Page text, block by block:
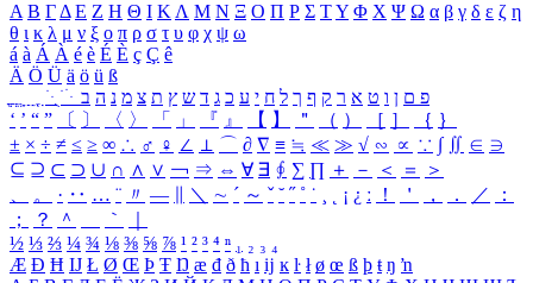
Α Β ΓΔ Ε Ζ Η Θ Ι ΚΛ Μ Ν Ξ Ο Π Ρ Σ ΤΥ Φ Χ Ψ Ω α β γ δ ε ζ η
θ ι κ λ μ ν ξ ο π ρ σ τ υ φ χ ψ ω
á à Á À é è É È ç Ç ê
Ä Ö Ü ä ö ü ß
ִֶֹ ֻּ ׁׂ פ ם ן ו ט א ר ק ף ך ל ח י ע כ ג ד ש ץ ת צ מ נ ה ב
‘ ’ “ ” 〔 〕 〈 〉 「 」 『 』 【 】 ＂ （ ） ［ ］ ｛ ｝
± × ÷ ≠ ≤ ≥ ∞ ∴ ♂ ♀ ∠ ⊥ ⌒ ∂ ∇ ≡ ≒ ≪ ≫ √ ∽ ∝ ∵ ∫ ∬ ∈ ∋
⊆ ⊇ ⊂ ⊃ ∪ ∩ ∧ ∨ ￢ ⇒ ⇔ ∀ ∃ ∮ ∑ ∏ ＋ － ＜ ＝
＞
、
。 · ‥ … ¨ 〃 ― ＼ ∼ ´ ～ ˇ ˘ ˝ ˚ ˙ ¸ ¡ ¿ ː ！ ＇ ， ． ／
：
；
？ ＾ ｀
½ ⅓ ⅔ ¼ ¾ ⅛ ⅜ ⅝ ⅞ ¹ ² ³ ⁴ ⁿ ₁ ₂ ₃ ₄
Æ Ð Ħ Ĳ Ł Ø Œ Þ Ŧ Ŋ æ đ ð ħ ı ĳ ĸ ŀ ł ø œ ß þ ŧ ŋ ŉ